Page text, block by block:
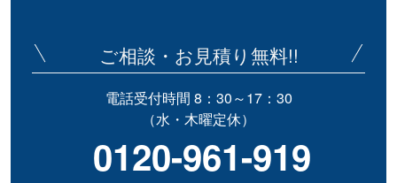
ご相談・お見積り無料!!
電話受付時間 8：30～17：30
（水・木曜定休）
0120-961-919